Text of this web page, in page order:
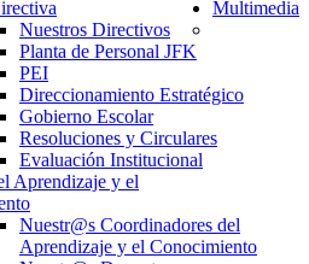
Nuestros Directivos
Planta de Personal JFK
PEI
Direccionamiento Estratégico
Gobierno Escolar
Resoluciones y Circulares
Evaluación Institucional
Aprendizaje y el
Nuestr@s Coordinadores del
Aprendizaje y el Conocimiento
Multimedia